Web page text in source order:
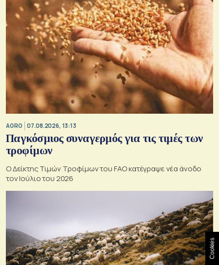
AGRO 07.08.2026, 13:13
Παγκόσμιος συναγερμός για τις τιμές των
τροφίμων
Ο Δείκτης Τιμών Τροφίμων του FAO κατέγραψε νέα άνοδο
τον Ιούλιο του 2026
Cookies